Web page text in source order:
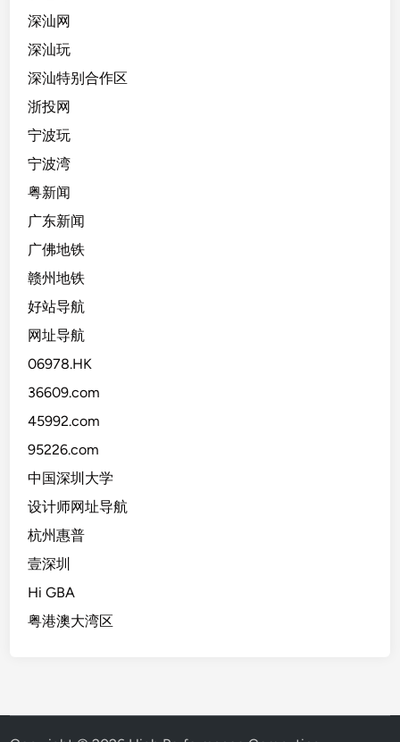
深汕网
深汕玩
深汕特别合作区
浙投网
宁波玩
宁波湾
粤新闻
广东新闻
广佛地铁
赣州地铁
好站导航
网址导航
06978.HK
36609.com
45992.com
95226.com
中国深圳大学
设计师网址导航
杭州惠普
壹深圳
Hi GBA
粤港澳大湾区